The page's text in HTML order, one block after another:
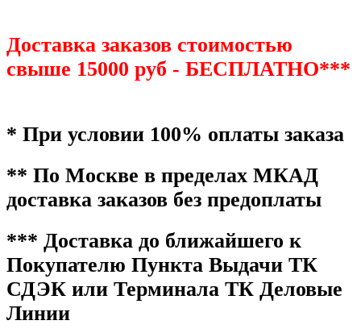
Доставка заказов стоимостью
свыше 15000 руб - БЕСПЛАТНО***
* При условии 100% оплаты заказа
** По Москве в пределах МКАД
доставка заказов без предоплаты
*** Доставка до ближайшего к
Покупателю Пункта Выдачи ТК
СДЭК или Терминала ТК Деловые
Линии